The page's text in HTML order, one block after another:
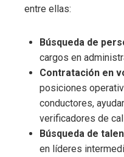
entre ellas:
Búsqueda de
cargos en
Contratación en
posiciones
conductores,
verificadores de
Búsqueda de
en líderes